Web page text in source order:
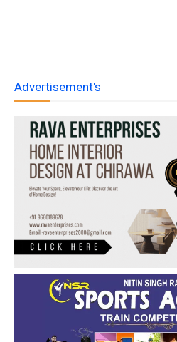
Advertisement's